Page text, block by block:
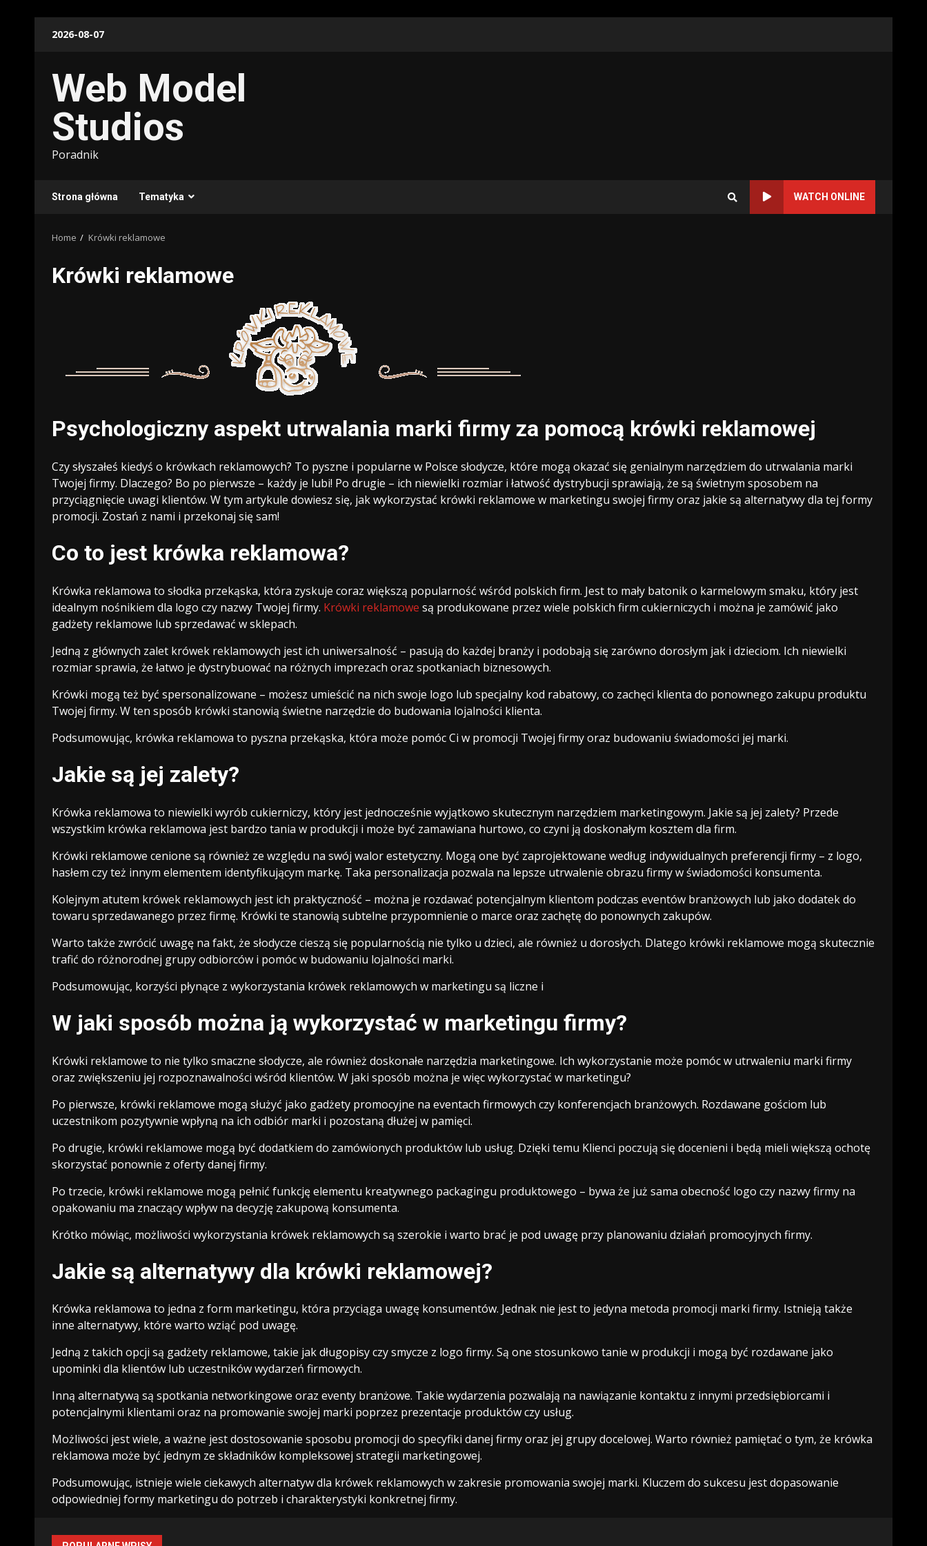
2026-08-07
Web Model
Studios
Poradnik
Strona główna Tematyka WATCH ONLINE
Home Krówki reklamowe
Krówki reklamowe
Psychologiczny aspekt utrwalania marki firmy za pomocą krówki reklamowej
Czy słyszałeś kiedyś o krówkach reklamowych? To pyszne i popularne w Polsce słodycze, które mogą okazać się genialnym narzędziem do utrwalania marki
Twojej firmy. Dlaczego? Bo po pierwsze – każdy je lubi! Po drugie – ich niewielki rozmiar i łatwość dystrybucji sprawiają, że są świetnym sposobem na
przyciągnięcie uwagi klientów. W tym artykule dowiesz się, jak wykorzystać krówki reklamowe w marketingu swojej firmy oraz jakie są alternatywy dla tej formy
promocji. Zostań z nami i przekonaj się sam!
Co to jest krówka reklamowa?
Krówka reklamowa to słodka przekąska, która zyskuje coraz większą popularność wśród polskich firm. Jest to mały batonik o karmelowym smaku, który jest
idealnym nośnikiem dla logo czy nazwy Twojej firmy. Krówki reklamowe są produkowane przez wiele polskich firm cukierniczych i można je zamówić jako
gadżety reklamowe lub sprzedawać w sklepach.
Jedną z głównych zalet krówek reklamowych jest ich uniwersalność – pasują do każdej branży i podobają się zarówno dorosłym jak i dzieciom. Ich niewielki
rozmiar sprawia, że łatwo je dystrybuować na różnych imprezach oraz spotkaniach biznesowych.
Krówki mogą też być spersonalizowane – możesz umieścić na nich swoje logo lub specjalny kod rabatowy, co zachęci klienta do ponownego zakupu produktu
Twojej firmy. W ten sposób krówki stanowią świetne narzędzie do budowania lojalności klienta.
Podsumowując, krówka reklamowa to pyszna przekąska, która może pomóc Ci w promocji Twojej firmy oraz budowaniu świadomości jej marki.
Jakie są jej zalety?
Krówka reklamowa to niewielki wyrób cukierniczy, który jest jednocześnie wyjątkowo skutecznym narzędziem marketingowym. Jakie są jej zalety? Przede
wszystkim krówka reklamowa jest bardzo tania w produkcji i może być zamawiana hurtowo, co czyni ją doskonałym kosztem dla firm.
Krówki reklamowe cenione są również ze względu na swój walor estetyczny. Mogą one być zaprojektowane według indywidualnych preferencji firmy – z logo,
hasłem czy też innym elementem identyfikującym markę. Taka personalizacja pozwala na lepsze utrwalenie obrazu firmy w świadomości konsumenta.
Kolejnym atutem krówek reklamowych jest ich praktyczność – można je rozdawać potencjalnym klientom podczas eventów branżowych lub jako dodatek do
towaru sprzedawanego przez firmę. Krówki te stanowią subtelne przypomnienie o marce oraz zachętę do ponownych zakupów.
Warto także zwrócić uwagę na fakt, że słodycze cieszą się popularnością nie tylko u dzieci, ale również u dorosłych. Dlatego krówki reklamowe mogą skutecznie
trafić do różnorodnej grupy odbiorców i pomóc w budowaniu lojalności marki.
Podsumowując, korzyści płynące z wykorzystania krówek reklamowych w marketingu są liczne i
W jaki sposób można ją wykorzystać w marketingu firmy?
Krówki reklamowe to nie tylko smaczne słodycze, ale również doskonałe narzędzia marketingowe. Ich wykorzystanie może pomóc w utrwaleniu marki firmy
oraz zwiększeniu jej rozpoznawalności wśród klientów. W jaki sposób można je więc wykorzystać w marketingu?
Po pierwsze, krówki reklamowe mogą służyć jako gadżety promocyjne na eventach firmowych czy konferencjach branżowych. Rozdawane gościom lub
uczestnikom pozytywnie wpłyną na ich odbiór marki i pozostaną dłużej w pamięci.
Po drugie, krówki reklamowe mogą być dodatkiem do zamówionych produktów lub usług. Dzięki temu Klienci poczują się docenieni i będą mieli większą ochotę
skorzystać ponownie z oferty danej firmy.
Po trzecie, krówki reklamowe mogą pełnić funkcję elementu kreatywnego packagingu produktowego – bywa że już sama obecność logo czy nazwy firmy na
opakowaniu ma znaczący wpływ na decyzję zakupową konsumenta.
Krótko mówiąc, możliwości wykorzystania krówek reklamowych są szerokie i warto brać je pod uwagę przy planowaniu działań promocyjnych firmy.
Jakie są alternatywy dla krówki reklamowej?
Krówka reklamowa to jedna z form marketingu, która przyciąga uwagę konsumentów. Jednak nie jest to jedyna metoda promocji marki firmy. Istnieją także
inne alternatywy, które warto wziąć pod uwagę.
Jedną z takich opcji są gadżety reklamowe, takie jak długopisy czy smycze z logo firmy. Są one stosunkowo tanie w produkcji i mogą być rozdawane jako
upominki dla klientów lub uczestników wydarzeń firmowych.
Inną alternatywą są spotkania networkingowe oraz eventy branżowe. Takie wydarzenia pozwalają na nawiązanie kontaktu z innymi przedsiębiorcami i
potencjalnymi klientami oraz na promowanie swojej marki poprzez prezentacje produktów czy usług.
Możliwości jest wiele, a ważne jest dostosowanie sposobu promocji do specyfiki danej firmy oraz jej grupy docelowej. Warto również pamiętać o tym, że krówka
reklamowa może być jednym ze składników kompleksowej strategii marketingowej.
Podsumowując, istnieje wiele ciekawych alternatyw dla krówek reklamowych w zakresie promowania swojej marki. Kluczem do sukcesu jest dopasowanie
odpowiedniej formy marketingu do potrzeb i charakterystyki konkretnej firmy.